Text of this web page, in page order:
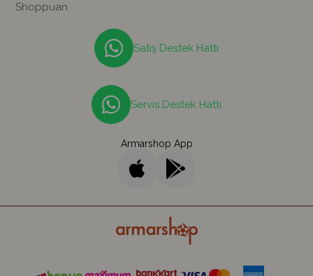
Shoppuan
Satış Destek Hattı
Servis Destek Hattı
Armarshop App